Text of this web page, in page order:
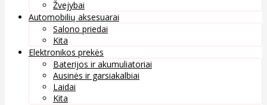
Žvejybai
Automobilių aksesuarai
Salono priedai
Kita
Elektronikos prekės
Baterijos ir akumuliatoriai
Ausinės ir garsiakalbiai
Laidai
Kita